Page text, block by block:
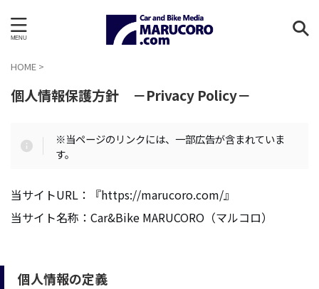
HOME >
個人情報保護方針 －Privacy Policy－
※当ページのリンクには、一部広告が含まれていま
す。
当サイトURL：『https://marucoro.com/』
当サイト名称：Car&Bike MARUCORO（マルコロ）
個人情報の定義